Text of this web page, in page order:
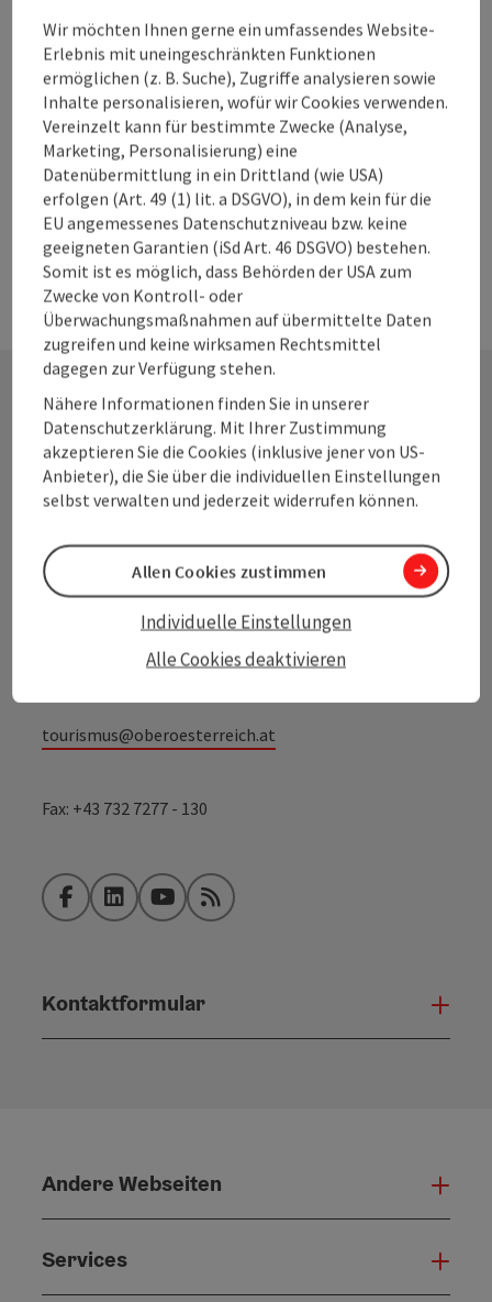
Im Jahr 2023 wurden 9 Start-ups in das Programm
aufgenommen, welche aktuell betreut werden. Dabei werden
Start-ups in der Umsetzung ihrer Idee, der Entwicklung eines
nachhaltigen, zukunftsorientierten und zugleich
finanzierbaren Business Plans und einem darauf
abgestimmten Geschäftskonzept sowie bei der Einwerbung
weiterer Fördermittel unterstützt.
Kontakt
Freistädter Straße 119
4041 Linz
+43 732 7277 - 100
tourismus@oberoesterreich.at
Fax: +43 732 7277 - 130
FacebookLinkedInYouTubeRSS-Feed
Kontaktformular
Andere Webseiten
Services
Wir möchten Ihnen gerne ein umfassendes Website-
Erlebnis mit uneingeschränkten Funktionen
ermöglichen (z. B. Suche), Zugriffe analysieren sowie
Inhalte personalisieren, wofür wir Cookies verwenden.
Vereinzelt kann für bestimmte Zwecke (Analyse,
Marketing, Personalisierung) eine
Datenübermittlung in ein Drittland (wie USA)
erfolgen (Art. 49 (1) lit. a DSGVO), in dem kein für die
EU angemessenes Datenschutzniveau bzw. keine
geeigneten Garantien (iSd Art. 46 DSGVO) bestehen.
Somit ist es möglich, dass Behörden der USA zum
Zwecke von Kontroll- oder
Überwachungsmaßnahmen auf übermittelte Daten
zugreifen und keine wirksamen Rechtsmittel
dagegen zur Verfügung stehen.
Nähere Informationen finden Sie in unserer
Datenschutzerklärung. Mit Ihrer Zustimmung
akzeptieren Sie die Cookies (inklusive jener von US-
Anbieter), die Sie über die individuellen Einstellungen
selbst verwalten und jederzeit widerrufen können.
Alle Cookies deaktivieren
Individuelle Einstellungen
Allen Cookies zustimmen